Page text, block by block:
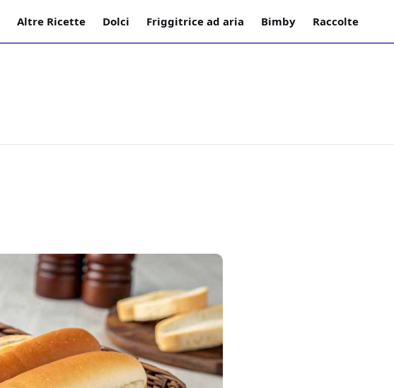
Altre Ricette Dolci Friggitrice ad aria Bimby Raccolte